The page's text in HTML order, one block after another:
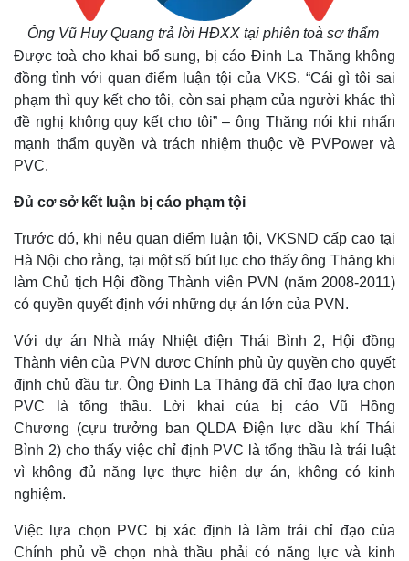
Ông Vũ Huy Quang trả lời HĐXX tại phiên toà sơ thẩm
Được toà cho khai bổ sung, bị cáo Đinh La Thăng không
đồng tình với quan điểm luận tội của VKS. “Cái gì tôi sai
phạm thì quy kết cho tôi, còn sai phạm của người khác thì
đề nghị không quy kết cho tôi” – ông Thăng nói khi nhấn
mạnh thẩm quyền và trách nhiệm thuộc về PVPower và
PVC.
Đủ cơ sở kết luận bị cáo phạm tội
Trước đó, khi nêu quan điểm luận tội, VKSND cấp cao tại
Hà Nội cho rằng, tại một số bút lục cho thấy ông Thăng khi
làm Chủ tịch Hội đồng Thành viên PVN (năm 2008-2011)
có quyền quyết định với những dự án lớn của PVN.
Với dự án Nhà máy Nhiệt điện Thái Bình 2, Hội đồng
Thành viên của PVN được Chính phủ ủy quyền cho quyết
định chủ đầu tư. Ông Đinh La Thăng đã chỉ đạo lựa chọn
PVC là tổng thầu. Lời khai của bị cáo Vũ Hồng
Chương (cựu trưởng ban QLDA Điện lực dầu khí Thái
Bình 2) cho thấy việc chỉ định PVC là tổng thầu là trái luật
vì không đủ năng lực thực hiện dự án, không có kinh
nghiệm.
Việc lựa chọn PVC bị xác định là làm trái chỉ đạo của
Chính phủ về chọn nhà thầu phải có năng lực và kinh